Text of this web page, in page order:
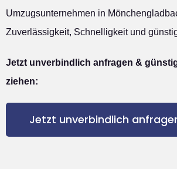
Umzugsunternehmen in
Zuverlässigkeit, Schnelligkeit und
Jetzt unverbindlich anfragen &
ziehen:
Jetzt unverbindlich